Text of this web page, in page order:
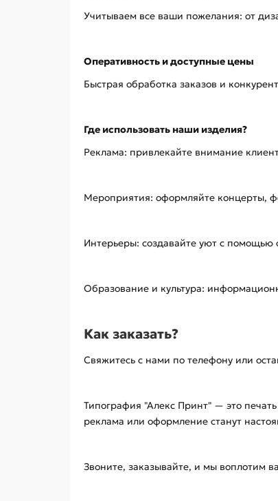
Учитываем все ваши пожелания: от
Оперативность и доступные цены
Быстрая обработка заказов и
Где использовать наши изделия?
Реклама: привлекайте внимание
Мероприятия: оформляйте концерты,
Интерьеры: создавайте уют с помощью
Образование и культура:
Как заказать?
Свяжитесь с нами по телефону или
Типография "Алекс Принт" — это
реклама или оформление станут
Звоните, заказывайте, и мы воплотим